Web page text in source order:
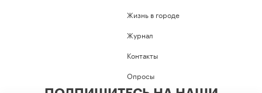
Жизнь в городе
Журнал
Контакты
Опросы